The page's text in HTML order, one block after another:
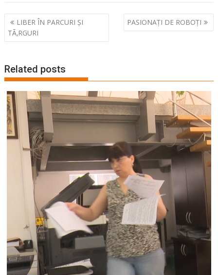
Navigare
în
articole
LIBER ÎN PARCURI ȘI
TÃ‚RGURI
PASIONAȚI DE ROBOȚI
Related posts